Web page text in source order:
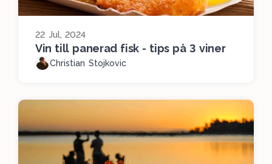
22 Jul, 2024
Vin till panerad fisk - tips på 3 viner
Christian Stojkovic